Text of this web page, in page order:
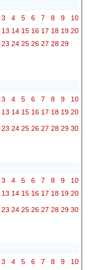
3 4 5 6 7 8 9
10
13 14 15 16 17 18 19 20
23 24 25 26 27 28 29
3 4 5 6 7 8 9
10
13 14 15 16 17 18 19 20
23 24 25 26 27 28 29 30
3 4 5 6 7 8 9
10
13 14 15 16 17 18 19 20
23 24 25 26 27 28 29 30
3 4 5 6 7 8 9
10